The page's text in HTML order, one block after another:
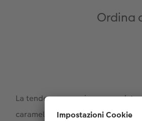
Ordina
La tendenza organica crea
caramello chiaro e caldo. Puoi